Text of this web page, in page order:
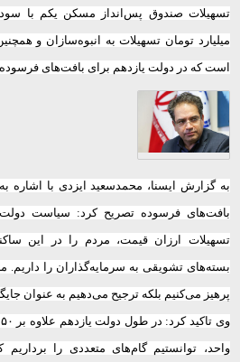
میلیارد تومان تسهیلات به انبوه‌سازان و
است که در دولت یازدهم برای بافت‌های فرسوده
به گزارش ایسنا، محمدسعید ایزدی با اشاره
بافت‌های فرسوده تصریح کرد: سیاست
تسهیلات ارزان قیمت، مردم را در این
بسته‌های تشویقی به سرمایه‌گذاران را داریم.
پرهیز می‌کنیم بلکه ترجیح می‌دهیم به عنوان
واحد، توانستیم گام‌های متعددی را